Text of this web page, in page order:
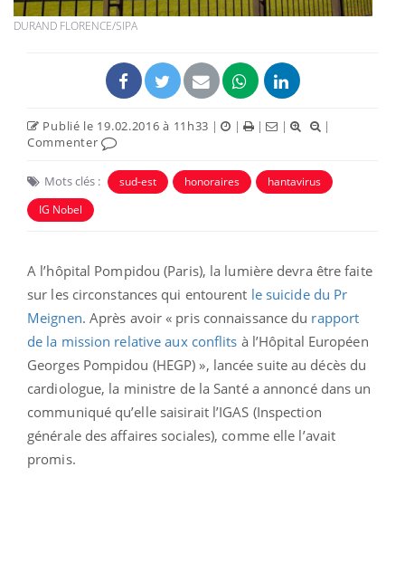
DURAND FLORENCE/SIPA
Publié le 19.02.2016 à 11h33 | | | |
|
Commenter
Mots clés : sud-est honoraires
hantavirus
IG Nobel
A l’hôpital Pompidou (Paris), la lumière devra être faite
sur les circonstances qui entourent le suicide du Pr
Meignen. Après avoir « pris connaissance du rapport
de la mission relative aux conflits à l’Hôpital Européen
Georges Pompidou (HEGP) », lancée suite au décès du
cardiologue, la ministre de la Santé a annoncé dans un
communiqué qu’elle saisirait l’IGAS (Inspection
générale des affaires sociales), comme elle l’avait
promis.